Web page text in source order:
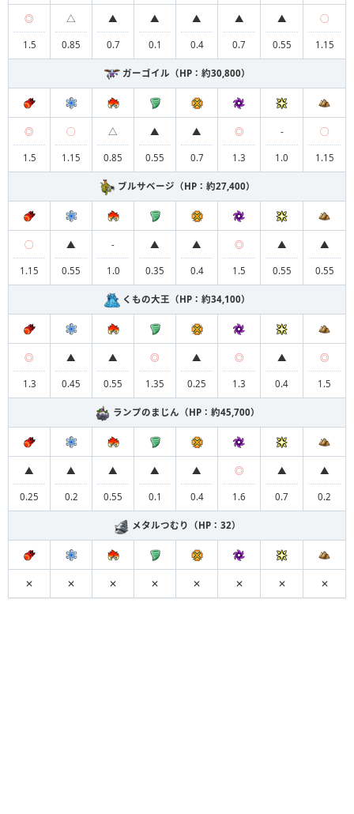
◎
1.5
△
0.85
▲
0.7
▲
0.1
▲
0.4
▲
0.7
▲
0.55
◯
1.15
ガーゴイル（HP：約30,800）
◎
1.5
◯
1.15
△
0.85
▲
0.55
▲
0.7
◎
1.3
-
1.0
◯
1.15
ブルサベージ（HP：約27,400）
◯
1.15
▲
0.55
-
1.0
▲
0.35
▲
0.4
◎
1.5
▲
0.55
▲
0.55
くもの大王（HP：約34,100）
◎
1.3
▲
0.45
▲
0.55
◎
1.35
▲
0.25
◎
1.3
▲
0.4
◎
1.5
ランプのまじん（HP：約45,700）
▲
0.25
▲
0.2
▲
0.55
▲
0.1
▲
0.4
◎
1.6
▲
0.7
▲
0.2
メタルつむり（HP：32）
✕ ✕ ✕ ✕ ✕ ✕ ✕ ✕